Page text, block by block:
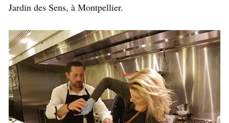
Jardin des Sens, à Montpellier.